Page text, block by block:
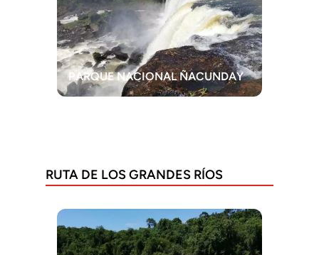
PARQUE NACIONAL ÑACUNDAY
RUTA DE LOS GRANDES RÍOS